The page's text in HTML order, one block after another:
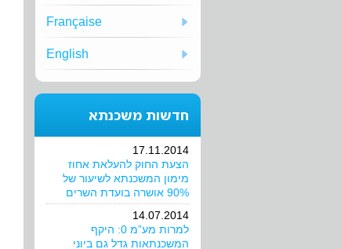
Française
English
חדשות משכנתא
17.11.2014
הצעת החוק להעלאת אחוז
מימון המשכנתא לשיעור של
90% אושרה בועדת השרים
14.07.2014
למרות מע”מ 0: היקף
המשכנתאות גדל גם ביוני